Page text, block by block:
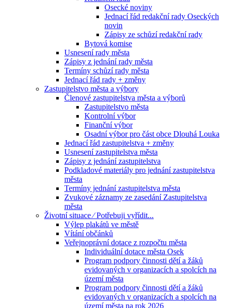
Osecké noviny
Jednací řád redakční rady Oseckých
novin
Zápisy ze schůzí redakční rady
Bytová komise
Usnesení rady města
Zápisy z jednání rady města
Termíny schůzí rady města
Jednací řád rady + změny
Zastupitelstvo města a výbory
Členové zastupitelstva města a výborů
Zastupitelstvo města
Kontrolní výbor
Finanční výbor
Osadní výbor pro část obce Dlouhá Louka
Jednací řád zastupitelstva + změny
Usnesení zastupitelstva města
Zápisy z jednání zastupitelstva
Podkladové materiály pro jednání zastupitelstva
města
Termíny jednání zastupitelstva města
Zvukové záznamy ze zasedání Zastupitelstva
města
Životní situace ⁄ Potřebuji vyřídit...
Výlep plakátů ve městě
Vítání občánků
Veřejnoprávní dotace z rozpočtu města
Individuální dotace města Osek
Program podpory činnosti dětí a žáků
evidovaných v organizacích a spolcích na
území města
Program podpory činnosti dětí a žáků
evidovaných v organizacích a spolcích na
území města na rok 2026